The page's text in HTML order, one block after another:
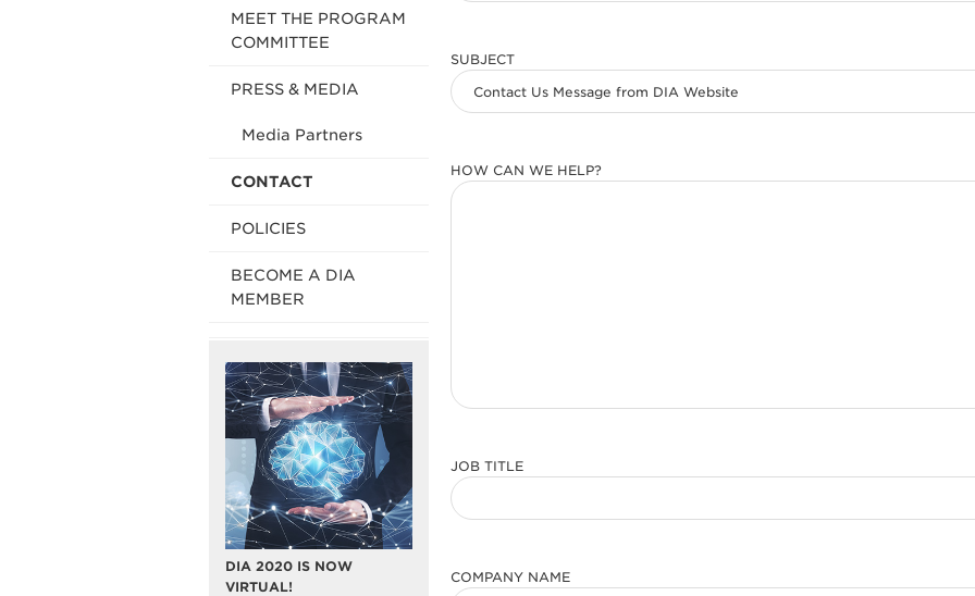
MEET THE PROGRAM
COMMITTEE
PRESS & MEDIA
Media Partners
CONTACT
POLICIES
BECOME A DIA
MEMBER
DIA 2020 IS NOW
VIRTUAL!
SUBJECT
HOW CAN WE HELP?
JOB TITLE
COMPANY NAME